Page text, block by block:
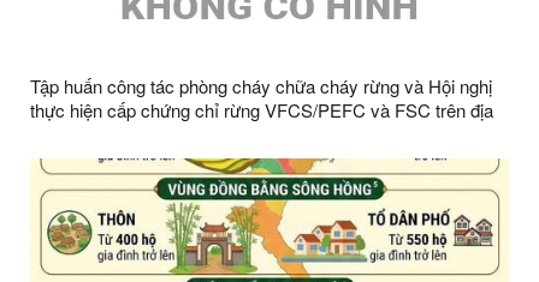
Tập huấn công tác phòng cháy chữa cháy rừng và Hội nghị
thực hiện cấp chứng chỉ rừng VFCS/PEFC và FSC trên địa